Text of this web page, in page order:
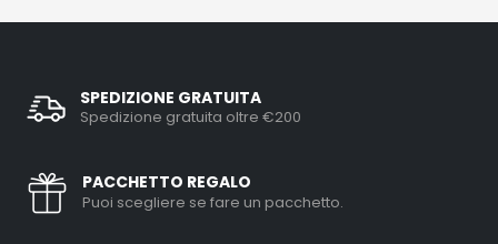
SPEDIZIONE GRATUITA
Spedizione gratuita oltre €200
PACCHETTO REGALO
Puoi scegliere se fare un pacchetto.